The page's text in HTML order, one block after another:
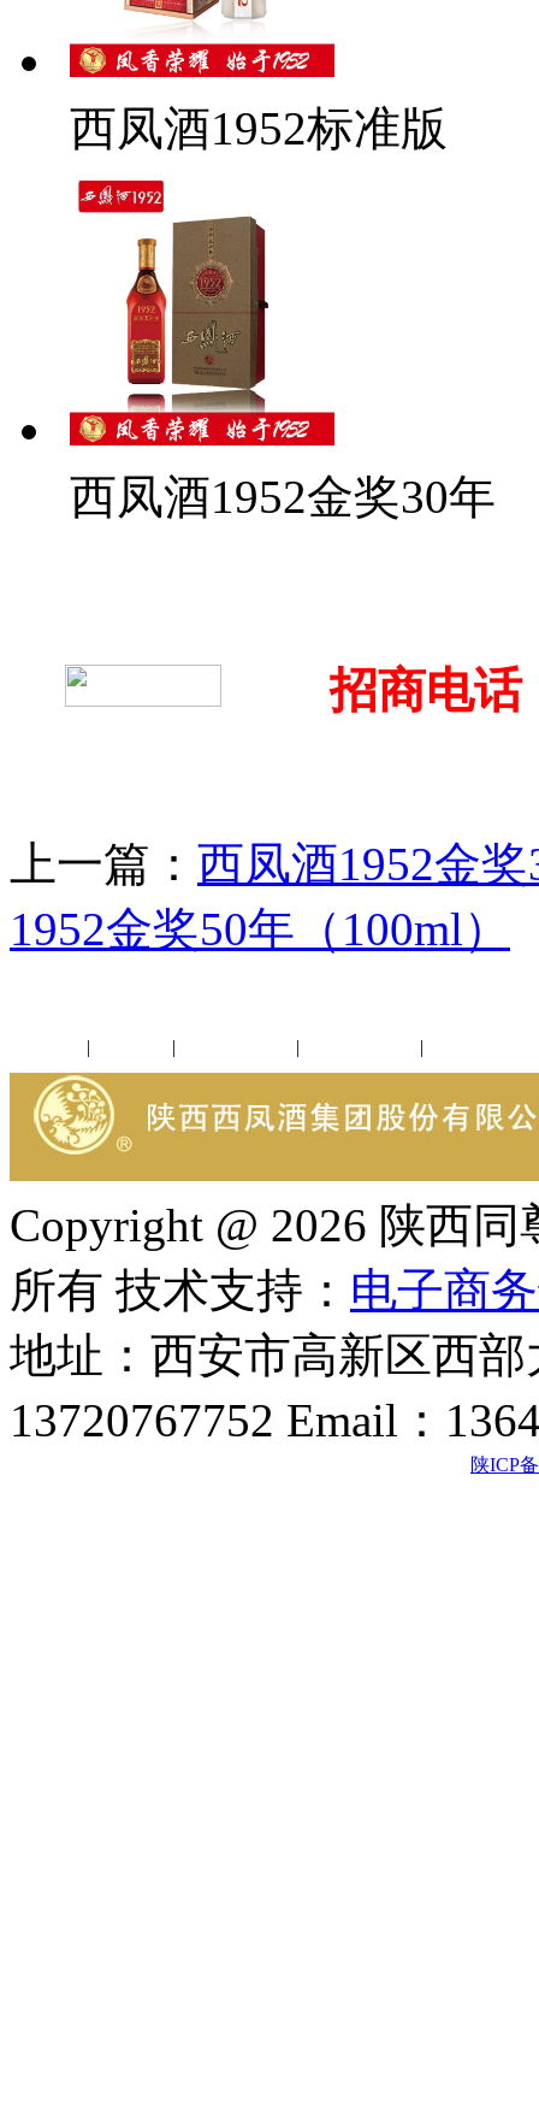
西凤酒1952标准版
西凤酒1952金奖30年
招商电话
上一篇： 西凤酒1952金奖
1952金奖50年（100ml）
| | | |
Copyright @ 2026 陕西
所有 技术支持： 电子商
地址：西安市高新区西
13720767752 Email：
陕ICP